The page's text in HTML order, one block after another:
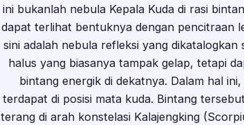
ini bukanlah nebula Kepala Kuda di rasi
dapat terlihat bentuknya dengan pencitraan
sini adalah nebula refleksi yang
halus yang biasanya tampak gelap, tetapi
bintang energik di dekatnya. Dalam hal
terdapat di posisi mata kuda. Bintang
terang di arah konstelasi Kalajengking